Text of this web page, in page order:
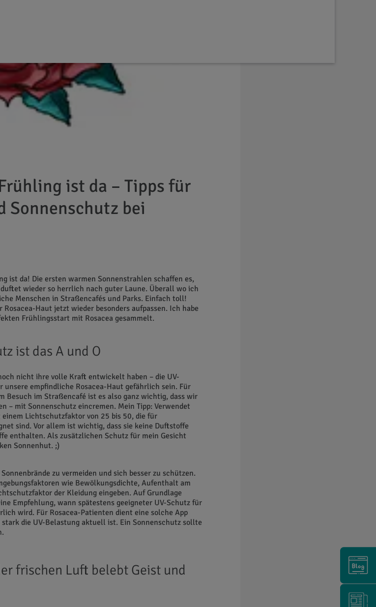
ist da – Tipps für
Sonnenschutz bei
ist da! Die ersten warmen Sonnenstrahlen schaffen es,
wieder so herrlich nach guter Laune. Überall wo ich
Menschen in Straßencafés und Parks. Einfach toll!
Haut jetzt wieder besonders aufpassen. Ich habe
Frühlingsstart mit Rosacea gesammelt.
ist das A und O
nicht ihre volle Kraft entwickelt haben – die UV-
empfindliche Rosacea-Haut gefährlich sein. Für
Besuch im Straßencafé ist es also ganz wichtig, dass wir
– mit Sonnenschutz eincremen. Mein Tipp: Verwendet
Lichtschutzfaktor von 25 bis 50, die für
sind. Vor allem ist wichtig, dass sie keine Duftstoffe
enthalten. Als zusätzlichen Schutz für mein Gesicht
Sonnenhut. ;)
zu vermeiden und sich besser zu schützen.
wie Bewölkungsdichte, Aufenthalt am
der Kleidung eingeben. Auf Grundlage
Empfehlung, wann spätestens geeigneter UV-Schutz für
wird. Für Rosacea-Patienten dient eine solche App
die UV-Belastung aktuell ist. Ein Sonnenschutz sollte
frischen Luft belebt Geist und